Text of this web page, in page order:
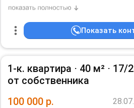
? 3 минуты пешком от метро
расходы.
Желательна аккуратная,
Необходим залог, 35000 р.
Показать
1-к. квартира ⋅ 40 м² ⋅ 17/
от собственника
100 000 р.